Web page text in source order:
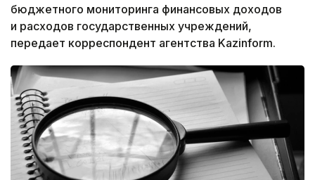
бюджетного мониторинга финансовых доходов
и расходов государственных учреждений,
передает корреспондент агентства Kazinform.